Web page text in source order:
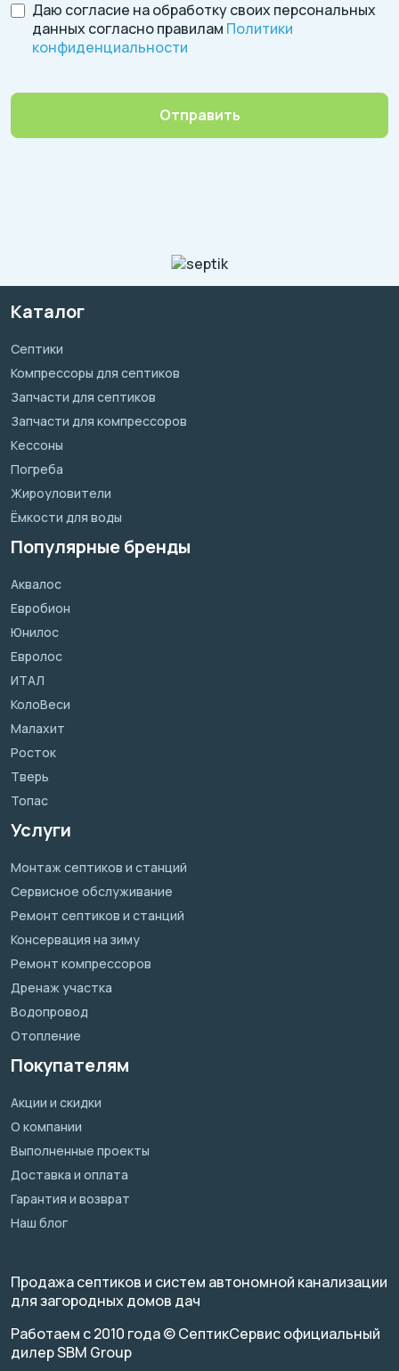
Даю согласие на обработку своих персональных
данных согласно правилам Политики
конфиденциальности
Отправить
Каталог
Септики
Компрессоры для септиков
Запчасти для септиков
Запчасти для компрессоров
Кессоны
Погреба
Жироуловители
Ёмкости для воды
Популярные бренды
Аквалос
Евробион
Юнилос
Евролос
ИТАЛ
КолоВеси
Малахит
Росток
Тверь
Топас
Услуги
Монтаж септиков и станций
Сервисное обслуживание
Ремонт септиков и станций
Консервация на зиму
Ремонт компрессоров
Дренаж участка
Водопровод
Отопление
Покупателям
Акции и скидки
О компании
Выполненные проекты
Доставка и оплата
Гарантия и возврат
Наш блог
Продажа септиков и систем автономной канализации
для загородных домов дач
Работаем с 2010 года © СептикСервис официальный
дилер SBM Group